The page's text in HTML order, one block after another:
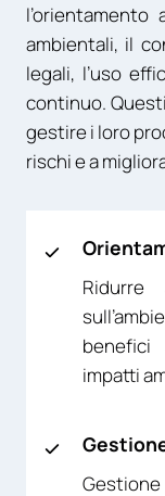
ambientali, il
legali, l’uso
continuo.
gestire i loro
rischi e a
benefici
impatti